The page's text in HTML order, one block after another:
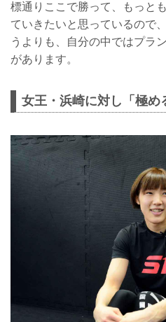
標通りここで勝って、もっと
ていきたいと思っているので
うよりも、自分の中ではプラ
があります。
女王・浜崎に対し「極め